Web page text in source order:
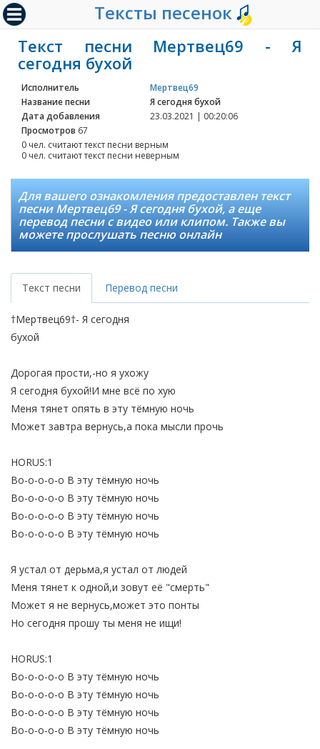
Тексты песенок
Текст песни Мертвец69 - Я
сегодня бухой
Исполнитель
Мертвец69
Название песни
Я сегодня бухой
Дата добавления
23.03.2021 | 00:20:06
Просмотров 67
0 чел. считают текст песни верным
0 чел. считают текст песни неверным
Для вашего ознакомления предоставлен текст
песни Мертвец69 - Я сегодня бухой, а еще
перевод песни с видео или клипом. Также вы
можете прослушать песню онлайн
Текст песни Перевод песни
†Мертвец69†- Я сегодня
бухой
Дорогая прости,-но я ухожу
Я сегодня бухой!И мне всё по хую
Меня тянет опять в эту тёмную ночь
Может завтра вернусь,а пока мысли прочь
HORUS:1
Во-о-о-о-о В эту тёмную ночь
Во-о-о-о-о В эту тёмную ночь
Во-о-о-о-о В эту тёмную ночь
Во-о-о-о-о В эту тёмную ночь
Я устал от дерьма,я устал от людей
Меня тянет к одной,и зовут её "смерть"
Может я не вернусь,может это понты
Но сегодня прошу ты меня не ищи!
HORUS:1
Во-о-о-о-о В эту тёмную ночь
Во-о-о-о-о В эту тёмную ночь
Во-о-о-о-о В эту тёмную ночь
Во-о-о-о-о В эту тёмную ночь